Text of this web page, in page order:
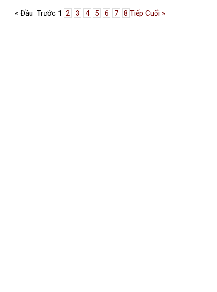
« Đầu Trước 1 2 3 4 5 6 7 8 Tiếp Cuối »